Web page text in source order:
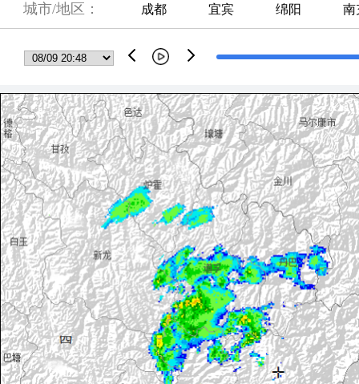
城市/地区： 成都 宜宾 绵阳 南